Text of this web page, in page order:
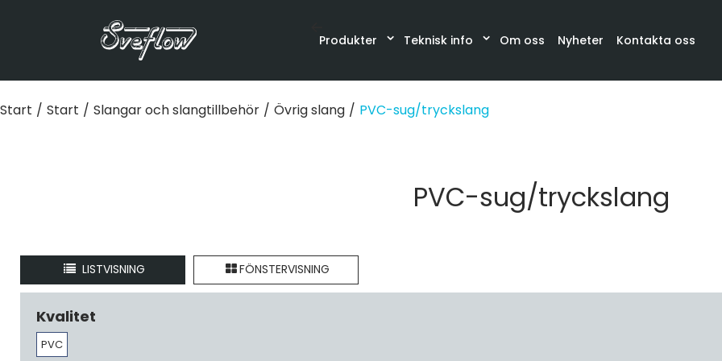
Produkter Kontakta oss
Om oss
Teknisk info Nyheter
Start / Start / Slangar och slangtillbehör / Övrig slang / PVC-sug/tryckslang
PVC-sug/tryckslang
LISTVISNING FÖNSTERVISNING
Kvalitet
PVC